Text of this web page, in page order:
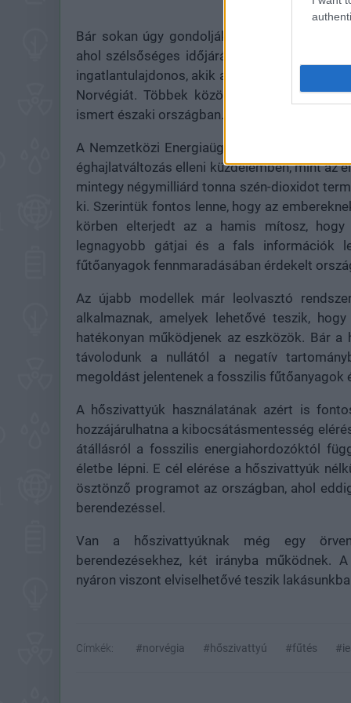
Bár sokan úgy gondolják, hogy a készülék
ahol szélsőséges időjárási viszonyok
ingatlantulajdonos, akik az utóbbi időben
Norvégiát. Többek között Haakon herceg
ismert északi országban.
A Nemzetközi Energiaügynökség (IEA)
éghajlatváltozás elleni küzdelemben, mint az
mintegy négymilliárd tonna szén-dioxidot
ki. Szerintük fontos lenne, hogy az
körben elterjedt az a hamis mítosz,
legnagyobb gátjai és a fals információk
fűtőanyagok fennmaradásában érdekelt
Az újabb modellek már leolvasztó
alkalmaznak, amelyek lehetővé teszik,
hatékonyan működjenek az eszközök. Bár
távolodunk a nullától a negatív
megoldást jelentenek a fosszilis fűtőanyagok
A hőszivattyúk használatának azért is
hozzájárulhatna a kibocsátásmentesség
átállásról a fosszilis energiahordozóktól
életbe lépni. E cél elérése a hőszivattyúk
ösztönző programot az országban, ahol
berendezéssel.
Van a hőszivattyúknak még egy
berendezésekhez, két irányba működnek.
nyáron viszont elviselhetővé teszik
Címkék: #norvégia #hőszivattyú #fűtés